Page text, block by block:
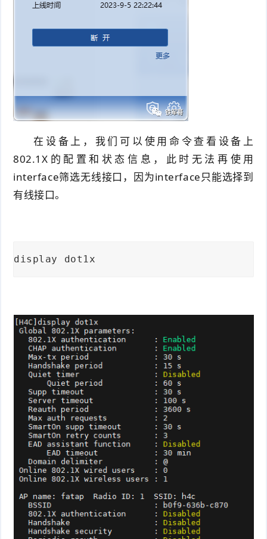
在设备上，我们可以使用命令查看设备上
802.1X的配置和状态信息，此时无法再使用
interface筛选无线接口，因为interface只能选择到
有线接口。
display dot1x